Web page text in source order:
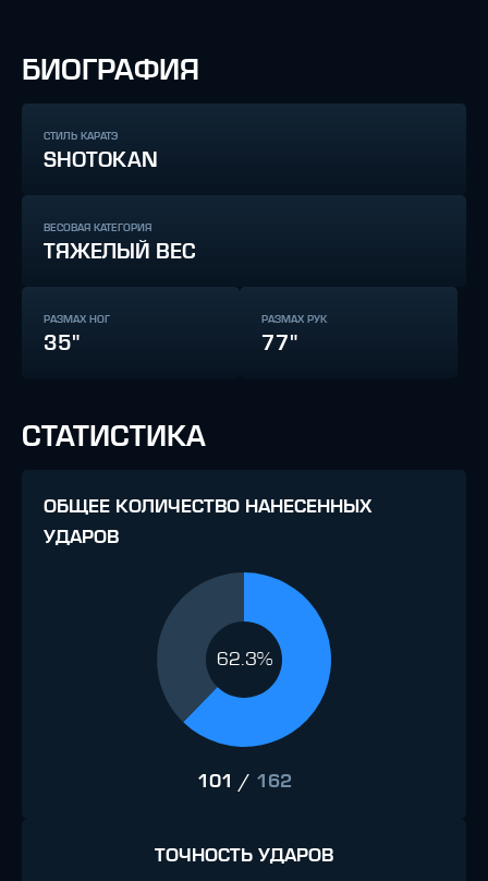
БИОГРАФИЯ
СТИЛЬ КАРАТЭ
SHOTOKAN
ВЕСОВАЯ КАТЕГОРИЯ
ТЯЖЕЛЫЙ ВЕС
РАЗМАХ НОГ
35"
РАЗМАХ РУК
77"
СТАТИСТИКА
ОБЩЕЕ КОЛИЧЕСТВО НАНЕСЕННЫХ
УДАРОВ
62.3%
101 / 162
ТОЧНОСТЬ УДАРОВ